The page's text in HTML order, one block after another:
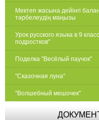
Мектеп жасына дейінгі
тәрбелеудің маңызы
Урок русского языка в 9
подростков"
Поделка "Весёлый паучок"
"Сказочная луна"
"Волшебный мешочек"